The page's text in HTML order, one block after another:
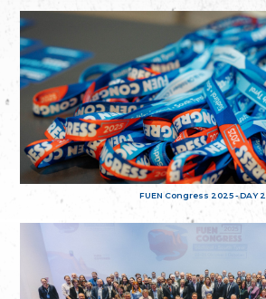
FUEN Congress 2025 - DAY 2